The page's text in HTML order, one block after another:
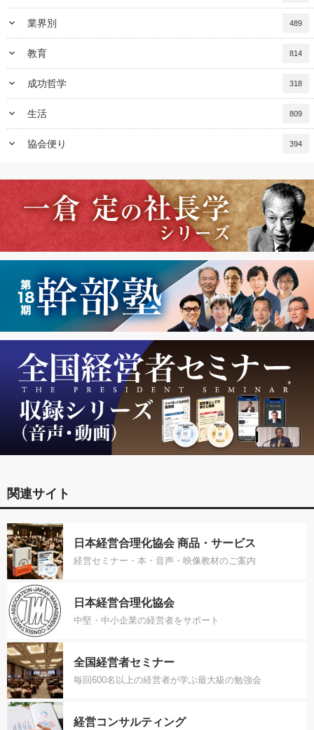
keyboard_arrow_down 業界別 489
keyboard_arrow_down 教育 814
keyboard_arrow_down 成功哲学 318
keyboard_arrow_down 生活 809
keyboard_arrow_down 協会便り 394
関連サイト
日本経営合理化協会 商品・サービス
経営セミナー・本・音声・映像教材のご案内
日本経営合理化協会
中堅・中小企業の経営者をサポート
全国経営者セミナー
毎回600名以上の経営者が学ぶ最大級の勉強会
経営コンサルティング